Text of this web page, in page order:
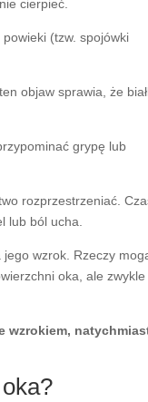
cierpieć.
(tzw. spojówki
objaw sprawia, że
grypę lub
rozprzestrzeniać.
lub ból ucha.
wzrok. Rzeczy
oka, ale zwykle
wzrokiem,